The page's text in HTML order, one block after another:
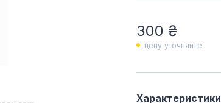
300 ₴
цену уточняйте
Характеристики